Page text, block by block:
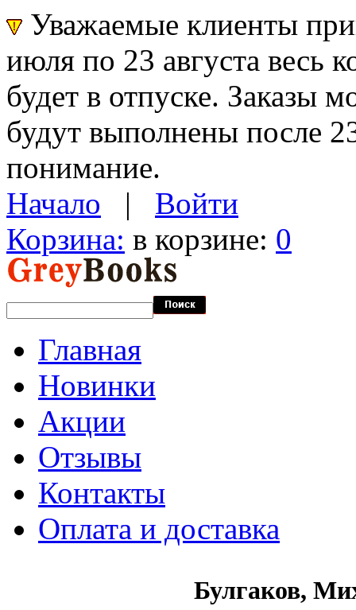
Уважаемые клиенты
июля по 23 августа весь
будет в отпуске. Заказы
будут выполнены после
понимание.
Начало | Войти
Корзина: в корзине: 0
Главная
Новинки
Акции
Отзывы
Контакты
Оплата и доставка
Булгаков,